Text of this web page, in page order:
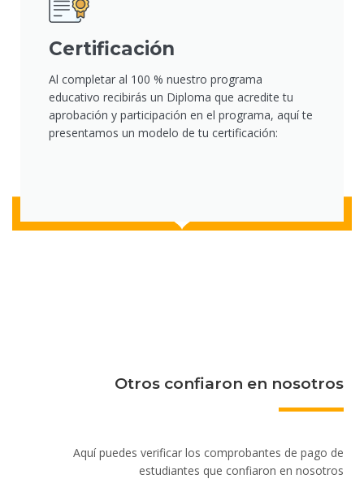
Certificación
Al completar al 100 % nuestro programa
educativo recibirás un Diploma que acredite tu
aprobación y participación en el programa, aquí te
presentamos un modelo de tu certificación:
Otros confiaron en nosotros
Aquí puedes verificar los comprobantes de pago de
estudiantes que confiaron en nosotros